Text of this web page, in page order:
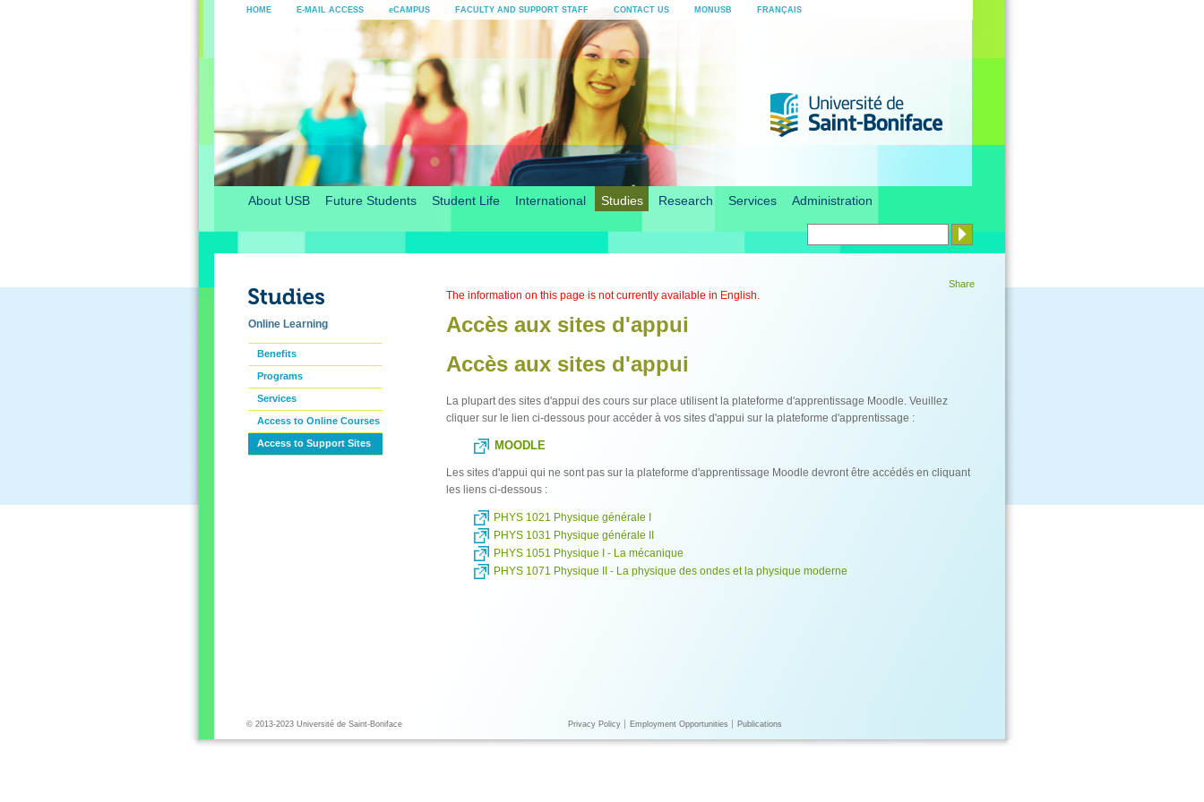
HOME E-MAIL ACCESS eCAMPUS FACULTY AND SUPPORT STAFF CONTACT US MONUSB FRANÇAIS
About USB Future Students Student Life International Studies Research Services Administration
Share
The information on this page is not currently available in English.
Accès aux sites d'appui
Accès aux sites d'appui
La plupart des sites d'appui des cours sur place utilisent la plateforme d'apprentissage Moodle. Veuillez
cliquer sur le lien ci-dessous pour accéder à vos sites d'appui sur la plateforme d'apprentissage :
MOODLE
Les sites d'appui qui ne sont pas sur la plateforme d'apprentissage Moodle devront être accédés en cliquant
les liens ci-dessous :
PHYS 1021 Physique générale I
PHYS 1031 Physique générale II
PHYS 1051 Physique I - La mécanique
PHYS 1071 Physique II - La physique des ondes et la physique moderne
Online Learning
Benefits
Programs
Services
Access to Online Courses
Access to Support Sites
© 2013-2023 Université de Saint-Boniface Privacy Policy Employment Opportunities Publications